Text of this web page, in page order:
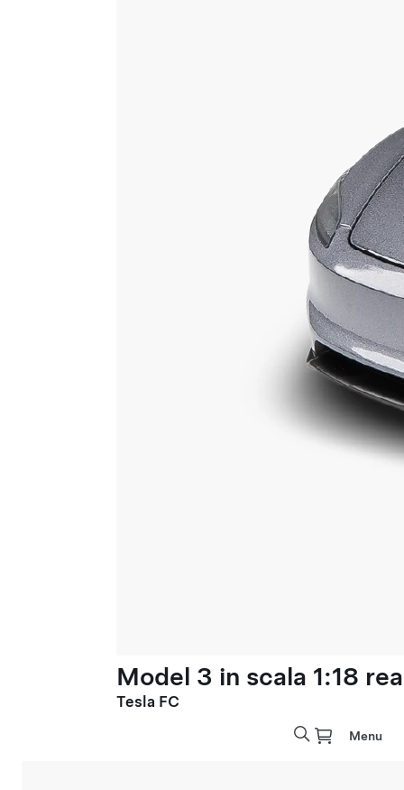
Model 3 in scala 1:18
Tesla FC
Menu